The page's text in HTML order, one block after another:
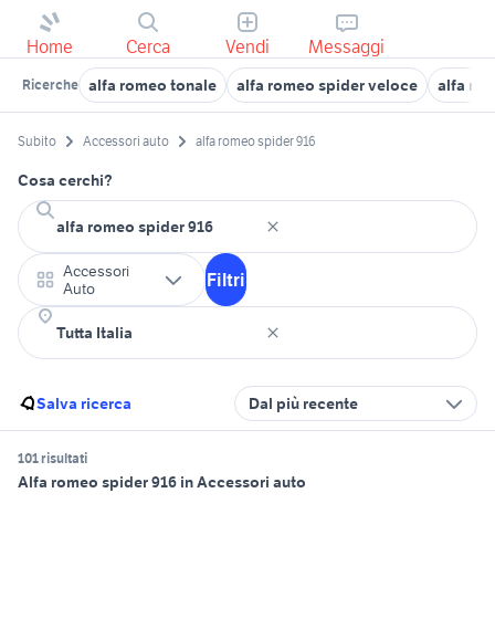
Home Cerca Vendi Messaggi
Ricerche alfa romeo tonale alfa romeo spider veloce alfa
Subito Accessori auto alfa romeo spider 916
Cosa cerchi?
Accessori
Auto
Filtri
Salva ricerca Dal più recente
101 risultati
Alfa romeo spider 916 in Accessori auto